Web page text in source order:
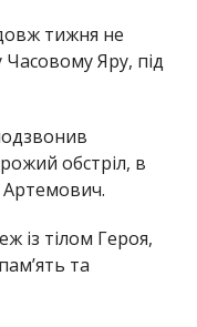
тижня не
Часовому Яру, під
обстріл, в
Артемович.
із тілом Героя,
та